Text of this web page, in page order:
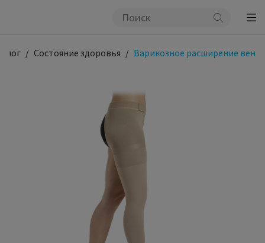
Состояние здоровья Варикозное расширение вен